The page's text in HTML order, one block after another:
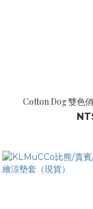
Cotton Dog 雙色